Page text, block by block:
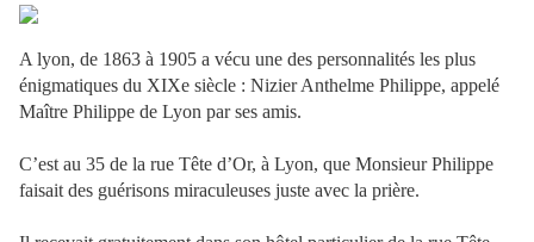
A lyon, de 1863 à 1905 a vécu une des personnalités les plus
énigmatiques du XIXe siècle : Nizier Anthelme Philippe, appelé
Maître Philippe de Lyon par ses amis.
C’est au 35 de la rue Tête d’Or, à Lyon, que Monsieur Philippe
faisait des guérisons miraculeuses juste avec la prière.